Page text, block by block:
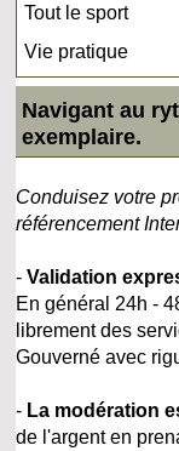
Tout le sport
Vie pratique
Navigant au
exemplaire.
Conduisez votre
référencement
-Validation
En général 24h -
librement des
Gouverné avec
- La modération
de l'argent en